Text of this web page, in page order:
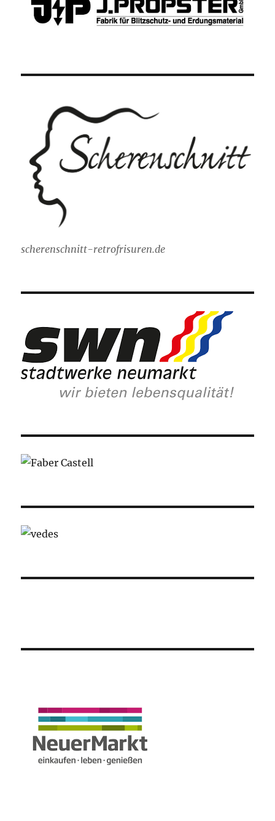
scherenschnitt-retrofrisuren.de